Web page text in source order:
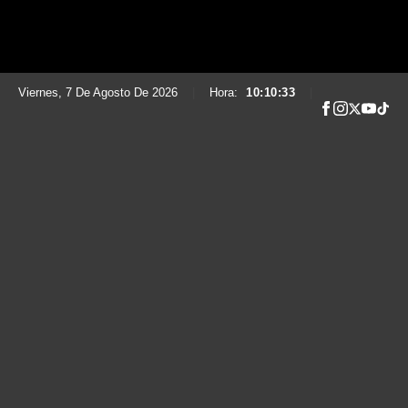
Viernes, 7 De Agosto De 2026 Hora: 10:10:34